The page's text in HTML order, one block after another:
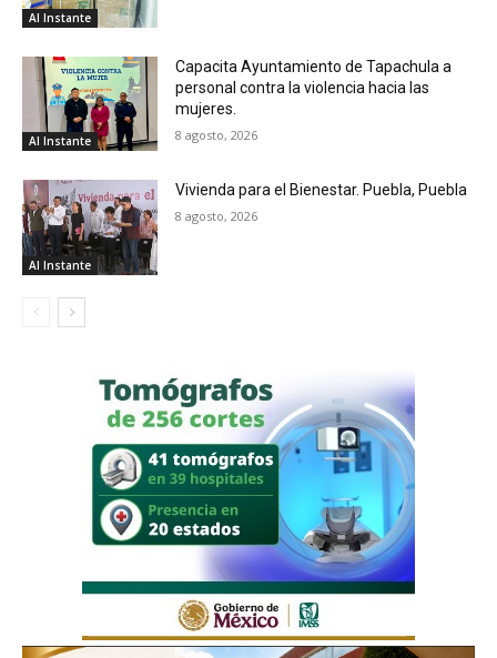
Al Instante
Al Instante
Capacita Ayuntamiento de Tapachula a
personal contra la violencia hacia las
mujeres.
8 agosto, 2026
Al Instante
Vivienda para el Bienestar. Puebla, Puebla
8 agosto, 2026